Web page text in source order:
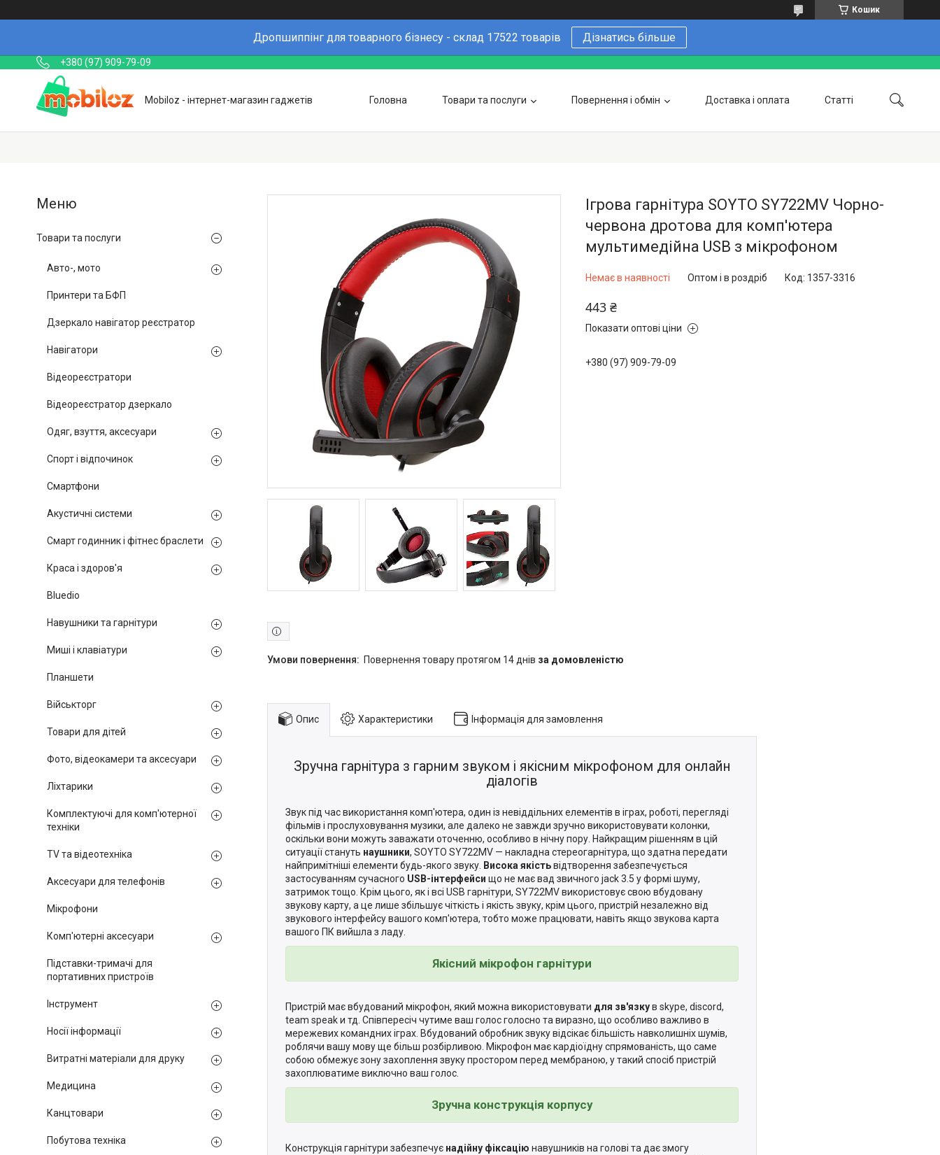
Кошик
Дропшиппінг для товарного бізнесу - склад 17522 товарів Дізнатись більше
+380 (97) 909-79-09
Mobiloz - інтернет-магазин гаджетів Головна Товари та послуги Повернення і обмін Доставка і оплата Статті
Оптовим покупцям Напишіть нам в Telegram Фотогалерея
Ігрова гарнітура SOYTO SY722MV Чорно-
червона дротова для комп'ютера
мультимедійна USB з мікрофоном
Немає в наявності Оптом і в роздріб Код: 1357-3316
443 ₴
Показати оптові ціни
+380 (97) 909-79-09
повернення товару протягом 14 днів за домовленістю
Опис Характеристики Інформація для замовлення
Зручна гарнітура з гарним звуком і якісним мікрофоном для онлайн
діалогів
Звук під час використання комп'ютера, один із невіддільних елементів в іграх, роботі, перегляді
фільмів і прослуховування музики, але далеко не завжди зручно використовувати колонки,
оскільки вони можуть заважати оточенню, особливо в нічну пору. Найкращим рішенням в цій
ситуації стануть наушники, SOYTO SY722MV — накладна стереогарнітура, що здатна передати
найпримітніші елементи будь-якого звуку. Висока якістьвідтворення забезпечується
застосуванням сучасного USB-інтерфейси що не має вад звичного jack 3.5 у формі шуму,
затримок тощо. Крім цього, як і всі USB гарнітури, SY722MV використовує свою вбудовану
звукову карту, а це лише збільшує чіткість і якість звуку, крім цього, пристрій незалежно від
звукового інтерфейсу вашого комп'ютера, тобто може працювати, навіть якщо звукова карта
вашого ПК вийшла з ладу.
Якісний мікрофон гарнітури
Пристрій має вбудований мікрофон, який можна використовувати для зв'язкув skype, discord,
team speak и тд. Співпересіч чутиме ваш голос голосно та виразно, що особливо важливо в
мережевих командних іграх. Вбудований обробник звуку відсікає більшість навколишніх шумів,
роблячи вашу мову ще більш розбірливою. Мікрофон має кардіоїдну спрямованість, що саме
собою обмежує зону захоплення звуку простором перед мембраною, у такий спосіб пристрій
захоплюватиме виключно ваш голос.
Зручна конструкція корпусу
Конструкція гарнітури забезпечує надійну фіксацію навушників на голові та дає змогу
Товари та послуги
Авто-, мото
Принтери та БФП
Дзеркало навігатор реєстратор
Навігатори
Відеореєстратори
Відеореєстратор дзеркало
Одяг, взуття, аксесуари
Спорт і відпочинок
Смартфони
Акустичні системи
Смарт годинник і фітнес браслети
Краса і здоров'я
Bluedio
Навушники та гарнітури
Миші і клавіатури
Планшети
Військторг
Товари для дітей
Фото, відеокамери та аксесуари
Ліхтарики
Комплектуючі для комп'ютерної
техніки
TV та відеотехніка
Аксесуари для телефонів
Мікрофони
Комп'ютерні аксесуари
Підставки-тримачі для
портативних пристроїв
Інструмент
Носії інформації
Витратні матеріали для друку
Медицина
Канцтовари
Побутова техніка